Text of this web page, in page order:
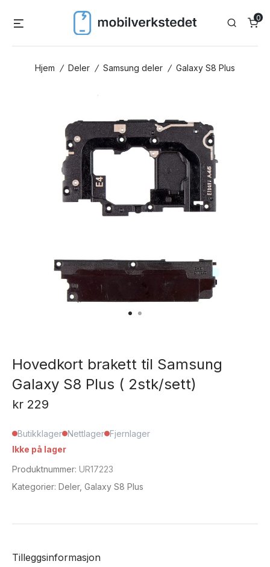
Search
0
Hjem / Deler / Samsung deler / Galaxy S8 Plus
Hovedkort brakett til Samsung
Galaxy S8 Plus ( 2stk/sett)
kr 229
Butikklager Nettlager Fjernlager
Ikke på lager
Produktnummer: UR17223
Kategorier: Deler, Galaxy S8 Plus
Tilleggsinformasjon